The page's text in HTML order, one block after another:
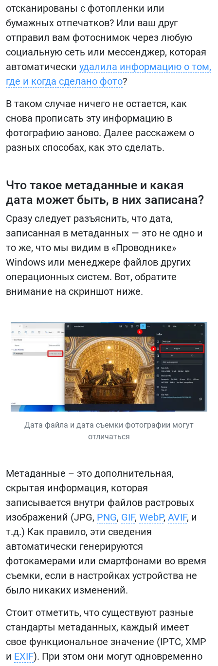
отсканированы с фотопленки или
бумажных отпечатков? Или ваш друг
отправил вам фотоснимок через любую
социальную сеть или мессенджер, которая
автоматически удалила информацию о том,
где и когда сделано фото?
В таком случае ничего не остается, как
снова прописать эту информацию в
фотографию заново. Далее расскажем о
разных способах, как это сделать.
Что такое метаданные и какая
дата может быть, в них записана?
Сразу следует разъяснить, что дата,
записанная в метаданных — это не одно и
то же, что мы видим в «Проводнике»
Windows или менеджере файлов других
операционных систем. Вот, обратите
внимание на скриншот ниже.
Дата файла и дата съемки фотографии могут
отличаться
Метаданные – это дополнительная,
скрытая информация, которая
записывается внутри файлов растровых
изображений (JPG, PNG, GIF, WebP, AVIF, и
т.д.) Как правило, эти сведения
автоматически генерируются
фотокамерами или смартфонами во время
съемки, если в настройках устройства не
было никаких изменений.
Стоит отметить, что существуют разные
стандарты метаданных, каждый имеет
свое функциональное значение (IPTC, XMP
и EXIF). При этом они могут одновременно